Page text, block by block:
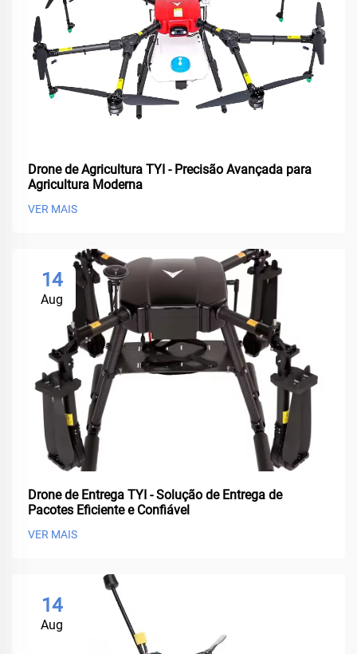
Drone de Agricultura TYI - Precisão Avançada para
Agricultura Moderna
VER MAIS
14
Aug
Drone de Entrega TYI - Solução de Entrega de
Pacotes Eficiente e Confiável
VER MAIS
14
Aug